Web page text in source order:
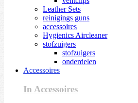
Leather Sets
reinigings guns
accessoires
Hygienics Aircleaner
stofzuigers
stofzuigers
onderdelen
Accessoires
In Accessoires